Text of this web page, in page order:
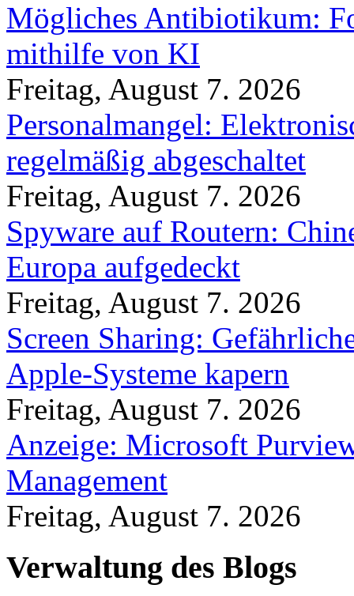
Mögliches Antibiotikum:
mithilfe von KI
Freitag, August 7. 2026
Personalmangel:
regelmäßig abgeschaltet
Freitag, August 7. 2026
Spyware auf Routern:
Europa aufgedeckt
Freitag, August 7. 2026
Screen Sharing:
Apple-Systeme kapern
Freitag, August 7. 2026
Anzeige: Microsoft
Management
Freitag, August 7. 2026
Verwaltung des Blogs